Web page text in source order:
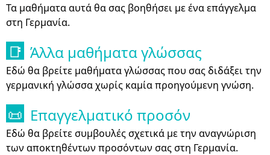
Τα μαθήματα αυτά θα σας βοηθήσει με ένα επάγγελμα
στη Γερμανία.
📑 Άλλα μαθήματα γλώσσας
Εδώ θα βρείτε μαθήματα γλώσσας που σας διδάξει την
γερμανική γλώσσα χωρίς καμία προηγούμενη γνώση.
📜 Επαγγελματικό προσόν
Εδώ θα βρείτε συμβουλές σχετικά με την αναγνώριση
των αποκτηθέντων προσόντων σας στη Γερμανία.